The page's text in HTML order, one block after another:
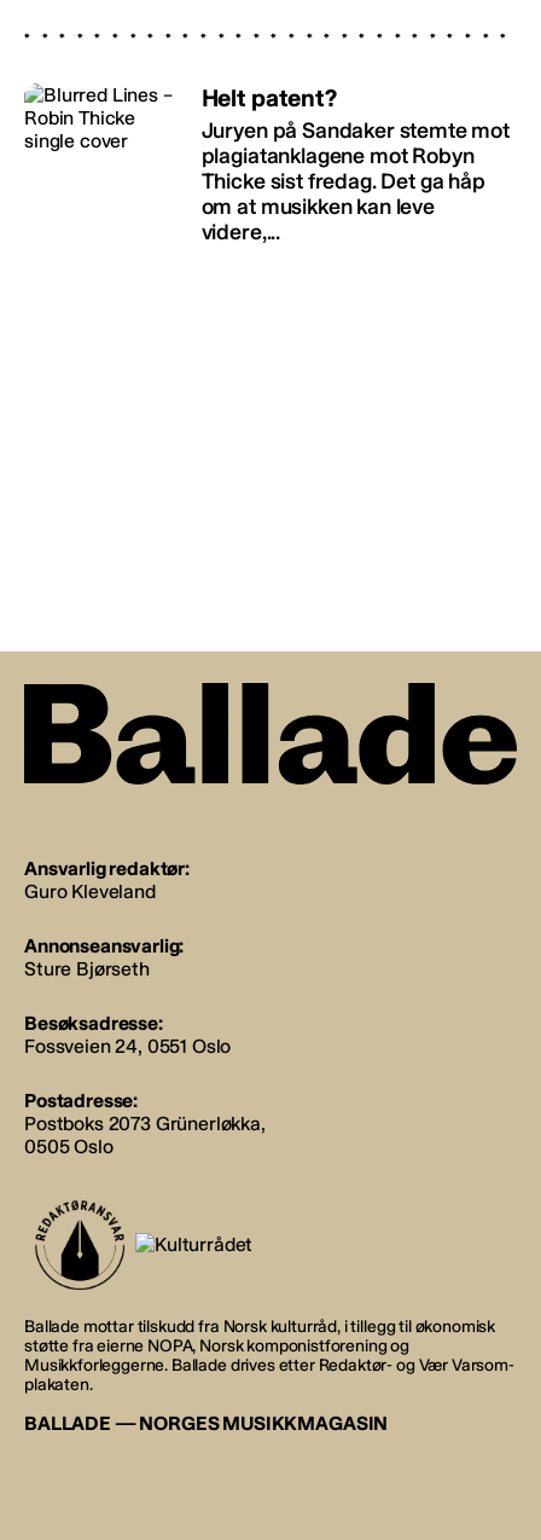
Helt patent?
Juryen på Sandaker stemte mot
plagiatanklagene mot Robyn
Thicke sist fredag. Det ga håp
om at musikken kan leve
videre,...
Ansvarlig redaktør:
Guro Kleveland
Annonseansvarlig:
Sture Bjørseth
Besøksadresse:
Fossveien 24, 0551 Oslo
Postadresse:
Postboks 2073 Grünerløkka,
0505 Oslo
Ballade mottar tilskudd fra Norsk kulturråd, i tillegg til økonomisk
støtte fra eierne NOPA, Norsk komponistforening og
Musikkforleggerne. Ballade drives etter Redaktør- og Vær Varsom-
plakaten.
BALLADE — NORGES MUSIKKMAGASIN